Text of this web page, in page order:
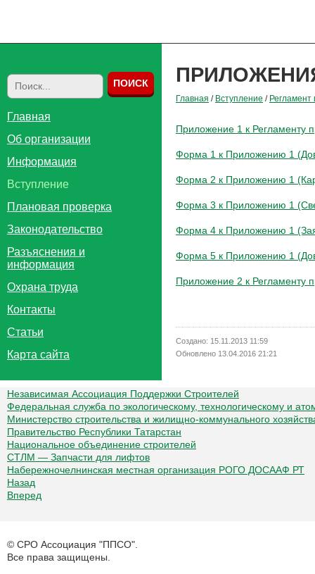
Главная / Вступление /
Приложение 1 к Регламенту
Форма 1 к Приложению 1
Форма 2 к Приложению 1
Форма 3 к Приложению 1
Форма 4 к Приложению 1
Форма 5 к Приложению 1
Приложение 2 к Регламенту
Создано: 15.11.2013 11:59
Обновлено 13.04.2016 21:21
Главная
Об организации
Информация
Вступление
Плановая проверка
Законодательство
Разъяснения и
информация
Охрана труда
Контакты
Статьи
Карта сайта
Независимая Ассоциация Поддержки Строителей
Федеральная служба по экологическому, технологическому и
Министерство строительства и жилищно-коммунального
Правительство Республики Татарстан
Национальное объединение строителей
СТЛМ — Запчасти для лифтов
Набережночелнинская местная организация РОГО ДОСААФ РТ
Назад
Вперед
© СРО Ассоциация "ППСО".
Все права защищены.